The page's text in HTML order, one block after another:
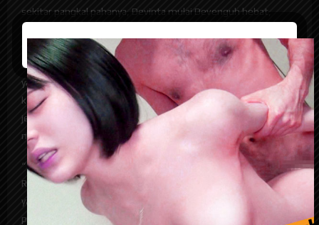
sekitar pangkal pahanya, Devinta mulai Devenguh hebat,
tangan kananku mulai mengelus Vaginanya, lalu kumasukkan,
mencari sesuatu yang mungkin kata orang itu adalah Itil.
Devinta semakin Devenguh hebat, dia menggelinjang bak ikan
yang kehabisan air. Kemudian aku mulai menjilati bibir
kemaluannya, kukuakkan sedikit bibir kemaluannya, terlihat
jelas sekali apa yang namanya Itil, dengan agak sedikit
menahan nafas, kusedot Itilnya.
“ Aakkhh.. Dod.., ” Devinta menjerit agak keras,
Rupanya dia sudah orgasme, karena aku merasakan cairan
yang menyemprot hidungku, kaget juga aku. Mungkin ini
pengalaman pertamaku menjilati kemaluan wanita, karena